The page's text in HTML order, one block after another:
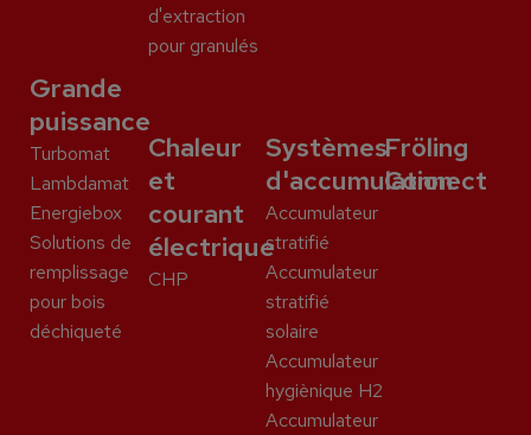
d'extraction
pour granulés
Grande
puissance
Turbomat
Lambdamat
Energiebox
Solutions de
remplissage
pour bois
déchiqueté
Chaleur
et
courant
électrique
CHP
Systèmes
d'accumulation
Accumulateur
stratifié
Accumulateur
stratifié
solaire
Accumulateur
hygiènique H2
Accumulateur
Fröling
Connect